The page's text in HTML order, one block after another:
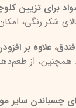
برای تزیین
شکر رنگی،
علاوه بر
همچنین، از
چسباندن سایر